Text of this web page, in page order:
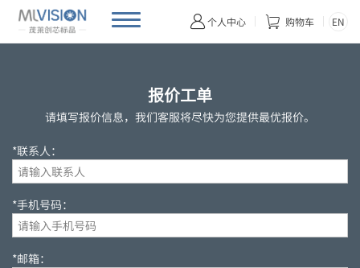
个人中心  购物车 EN
报价工单
请填写报价信息，我们客服将尽快为您提供最优报价。
*联系人：
*手机号码：
*邮箱：